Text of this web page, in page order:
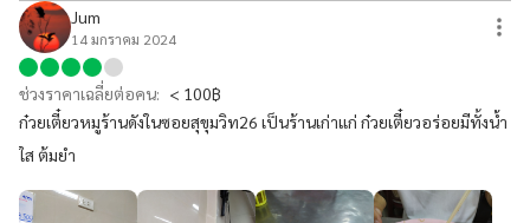
Jum
14 มกราคม 2024
ช่วงราคาเฉลี่ยต่อคน: < 100฿
ก๋วยเตี๋ยวหมูร้านดังในซอยสุขุมวิท26 เป็นร้านเก่าแก่ ก๋วยเตี๋ยวอร่อยมีทั้งน้ำ
ใส ต้มยำ